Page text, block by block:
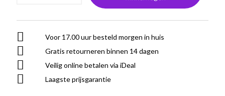
Peanut
aantal
Voor 17.00 uur besteld morgen in huis
Gratis retourneren binnen 14 dagen
Veilig online betalen via iDeal
Laagste prijsgarantie